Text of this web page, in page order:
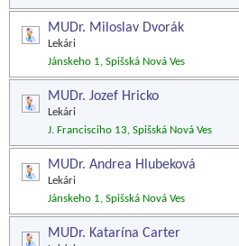
MUDr. Miloslav Dvorák
Lekári
Jánskeho 1, Spišská Nová Ves
MUDr. Jozef Hricko
Lekári
J. Francisciho 13, Spišská Nová Ves
MUDr. Andrea Hlubeková
Lekári
Jánskeho 1, Spišská Nová Ves
MUDr. Katarína Carter